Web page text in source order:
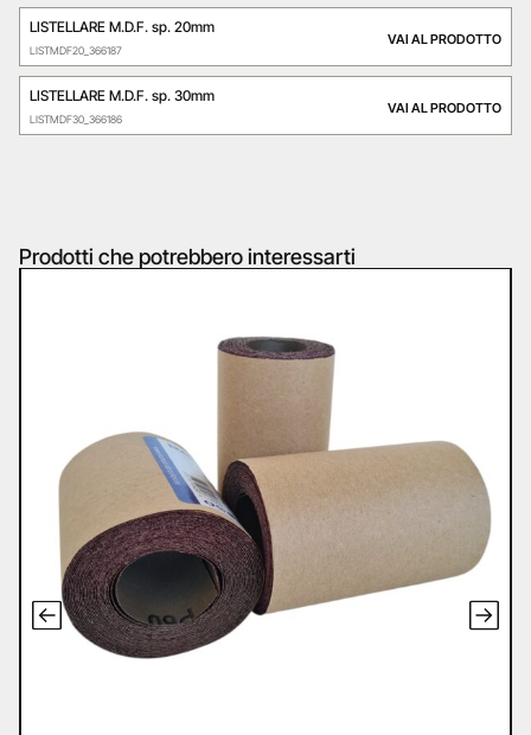
LISTELLARE M.D.F. sp. 20mm
LISTMDF20_366187
VAI AL PRODOTTO
LISTELLARE M.D.F. sp. 30mm
LISTMDF30_366186
VAI AL PRODOTTO
Prodotti che potrebbero interessarti